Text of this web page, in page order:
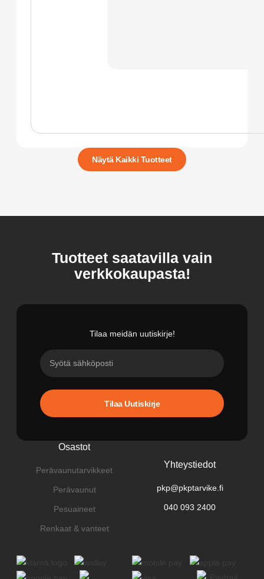
Näytä Kaikki Tuotteet
Tuotteet saatavilla vain
verkkokaupasta!
Tilaa meidän uutiskirje!
Tilaa Uutiskirje
Osastot
Perävaunutarvikkeet
Perävaunut
Pesuaineet
Renkaat & vanteet
Yhteystiedot
pkp@pkptarvike.fi
040 093 2400